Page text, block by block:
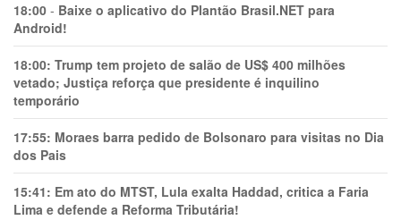
18:00 - Baixe o aplicativo do Plantão Brasil.NET para
Android!
18:00: Trump tem projeto de salão de US$ 400 milhões
vetado; Justiça reforça que presidente é inquilino
temporário
17:55: Moraes barra pedido de Bolsonaro para visitas no Dia
dos Pais
15:41: Em ato do MTST, Lula exalta Haddad, critica a Faria
Lima e defende a Reforma Tributária!